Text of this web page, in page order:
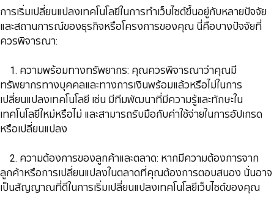
การเริ่มเปลี่ยนแปลงเทคโนโลยีในการทำเว็บไซต์ขึ้นอยู่กับหลายปัจจัย
และสถานการณ์ของธุรกิจหรือโครงการของคุณ นี่คือบางปัจจัยที่
ควรพิจารณา:
1. ความพร้อมทางทรัพยากร: คุณควรพิจารณาว่าคุณมี
ทรัพยากรทางบุคคลและทางการเงินพร้อมแล้วหรือไม่ในการ
เปลี่ยนแปลงเทคโนโลยี เช่น มีทีมพัฒนาที่มีความรู้และทักษะใน
เทคโนโลยีใหม่หรือไม่ และสามารถรับมือกับค่าใช้จ่ายในการอัปเกรด
หรือเปลี่ยนแปลง
​​​​​​​ 2. ความต้องการของลูกค้าและตลาด: หากมีความต้องการจาก
ลูกค้าหรือการเปลี่ยนแปลงในตลาดที่คุณต้องการตอบสนอง นั่นอาจ
เป็นสัญญาณที่ดีในการเริ่มเปลี่ยนแปลงเทคโนโลยีเว็บไซต์ของคุณ